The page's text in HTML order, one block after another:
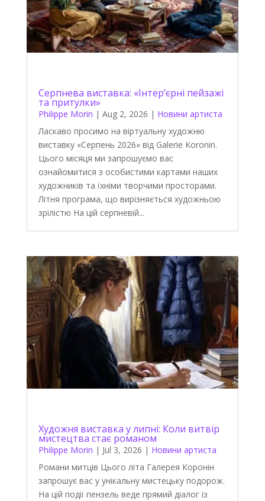
Серпнева виставка: «Інтер’єрні пейзажі
та притулки»
Philippe Morin | Aug 2, 2026 | Новини артиста
Ласкаво просимо на віртуальну художню
виставку «Серпень 2026» від Galerie Koronin.
Цього місяця ми запрошуємо вас
ознайомитися з особистими картами наших
художників та їхніми творчими просторами.
Літня програма, що вирізняється художньою
зрілістю На цій серпневій...
Художня виставка у липні: Коли витвір
мистецтва стає романом
Philippe Morin | Jul 3, 2026 | Новини артиста
Романи митців Цього літа Галерея Коронін
запрошує вас у унікальну мистецьку подорож.
На цій події пензель веде прямий діалог із